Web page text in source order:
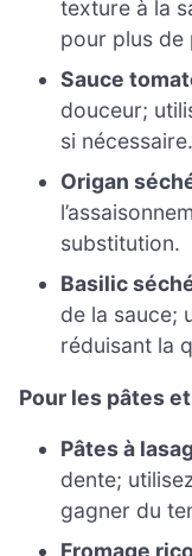
texture à la
pour plus de
Sauce
douceur;
si nécessaire.
Origan
substitution.
Basilic
de la sauce;
réduisant la
Pour les pâtes
Pâtes à
dente;
gagner du
Fromage